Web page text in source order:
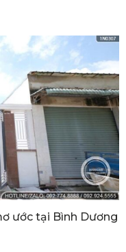
ước tại Bình Dương